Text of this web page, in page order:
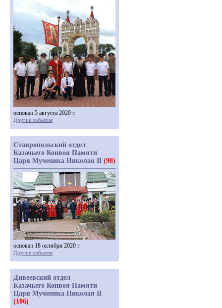
основан 5 августа 2020 г.
Другие события
Ставропольский отдел
Казачьего Конвоя Памяти
Царя Мученика Николая II (98)
основан 18 октября 2020 г.
Другие события
Дивеевский отдел
Казачьего Конвоя Памяти
Царя Мученика Николая II
(106)